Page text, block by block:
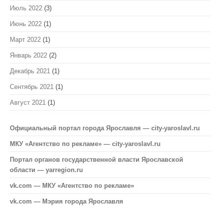
Июль 2022 (3)
Июнь 2022 (1)
Март 2022 (1)
Январь 2022 (2)
Декабрь 2021 (1)
Сентябрь 2021 (1)
Август 2021 (1)
Официальный портал города Ярославля — city-yaroslavl.ru
МКУ «Агентство по рекламе» — city-yaroslavl.ru
Портал органов государственной власти Ярославской
области — yarregion.ru
vk.com — МКУ «Агентство по рекламе»
vk.com — Мэрия города Ярославля